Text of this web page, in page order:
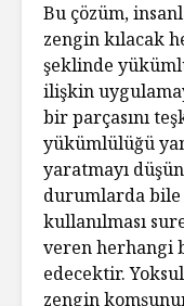
Bu çözüm,
zengin kılacak
şeklinde
ilişkin
bir parçasını
yükümlülüğü
yaratmayı
durumlarda bile
kullanılması
veren herhangi
edecektir.
zengin